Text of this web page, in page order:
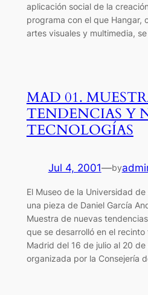
aplicación social de la
programa con el que Hangar,
artes visuales y multimedia,
MAD 01.
TENDENCIAS Y
TECNOLOGÍAS
Jul 4, 2001—by
El Museo de la Universidad
una pieza de Daniel García
Muestra de nuevas
que se desarrolló en el
Madrid del 16 de julio al 20 de
organizada por la Consejería